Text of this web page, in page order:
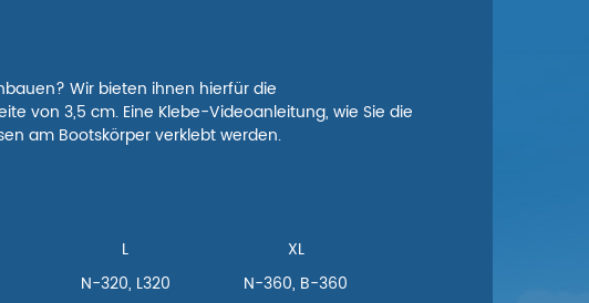
Wir bieten ihnen hierfür die
von 3,5 cm. Eine Klebe-Videoanleitung, wie Sie die
am Bootskörper verklebt werden.
L
XL
N-320, L320
N-360, B-360